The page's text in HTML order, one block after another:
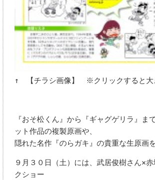
↑ 【チラシ画像】 ※クリックすると大
『おそ松くん』から『ギャグゲリラ』ま
ット作品の複製原画や、
隠れた名作『のらガキ』の貴重な生原画
９月３０日（土）には、武居俊樹さん×
クショー